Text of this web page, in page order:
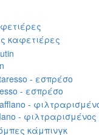
- εσπρέσο
-